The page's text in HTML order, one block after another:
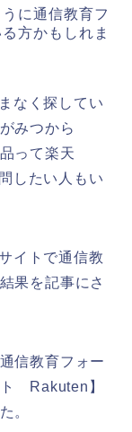
に通信教育フ
方かもしれま
なく探してい
みつから
って楽天
したい人もい
イトで通信教
果を記事にさ
信教育フォー
Rakuten】
。